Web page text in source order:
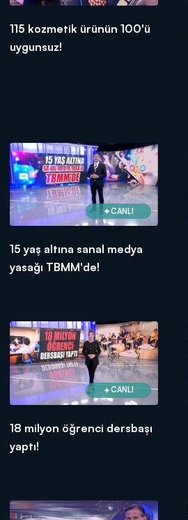
115 kozmetik ürünün 100'ü
uygunsuz!
CANLI
15 yaş altına sanal medya
yasağı TBMM'de!
CANLI
18 milyon öğrenci dersbaşı
yaptı!